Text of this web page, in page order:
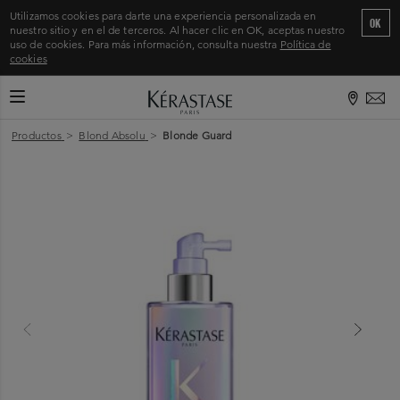
Utilizamos cookies para darte una experiencia personalizada en
nuestro sitio y en el de terceros. Al hacer clic en OK, aceptas nuestro
uso de cookies. Para más información, consulta nuestra Política de
cookies
OK
CAMBIAR MODO DE NAVEGACIÓN
Productos > Blond Absolu > Blonde Guard